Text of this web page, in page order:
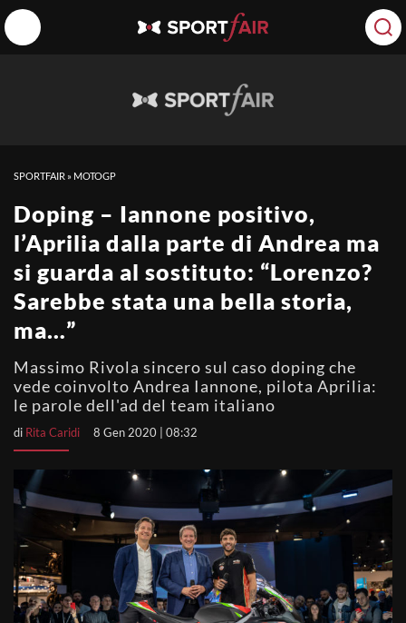
SPORTFAIR » MOTOGP
Doping – Iannone positivo,
l’Aprilia dalla parte di Andrea ma
si guarda al sostituto: “Lorenzo?
Sarebbe stata una bella storia,
ma…”
Massimo Rivola sincero sul caso doping che
vede coinvolto Andrea Iannone, pilota Aprilia:
le parole dell'ad del team italiano
di Rita Caridi 8 Gen 2020 | 08:32